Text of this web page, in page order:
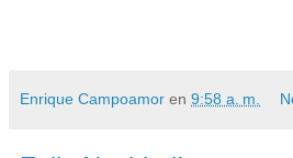
Enrique Campoamor en 9:58 a. m.